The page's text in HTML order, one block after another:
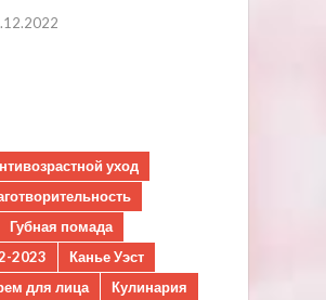
уход
Губная помада
2023
Канье Уэст
для лица
Кулинария